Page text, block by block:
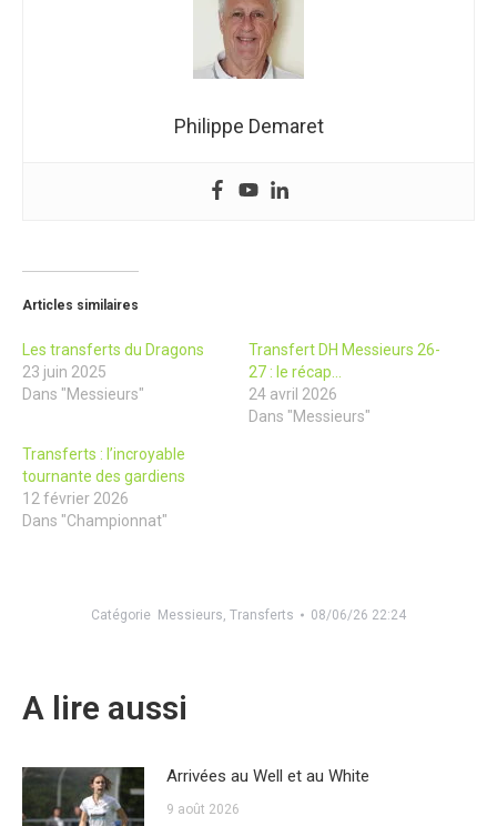
Philippe Demaret
Articles similaires
Les transferts du Dragons
23 juin 2025
Dans "Messieurs"
Transfert DH Messieurs 26-
27 : le récap…
24 avril 2026
Dans "Messieurs"
Transferts : l’incroyable
tournante des gardiens
12 février 2026
Dans "Championnat"
Catégorie Messieurs Transferts 08/06/26 22:24
A lire aussi
Arrivées au Well et au White
9 août 2026